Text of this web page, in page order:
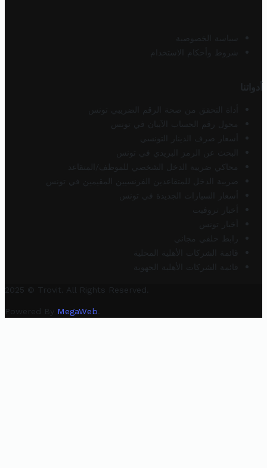
سياسة الخصوصية
شروط وأحكام الاستخدام
أدواتنا
أداة التحقق من صحة الرقم الضريبي تونس
محول رقم الحساب الآيبان في تونس
أسعار صرف الدينار التونسي
البحث عن الرمز البريدي في تونس
محاكي ضريبة الدخل الشخصي للموظف/المتقاعد
ضريبة الدخل للمتقاعدين الفرنسيين المقيمين في تونس
أسعار السيارات الجديدة في تونس
أخبار تروفيت
أخبار تونس
رابط خلفي مجاني
قائمة الشركات الأهلية المحلية
قائمة الشركات الأهلية الجهوية
2025 © Trovit. All Rights Reserved.
Powered By MegaWeb